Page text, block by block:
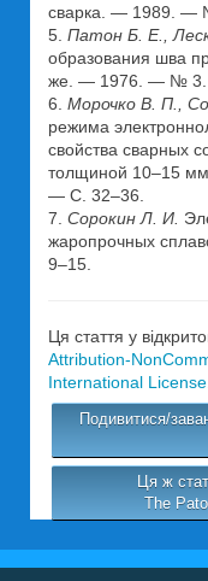
сварка. — 1989. —
5. Патон Б. Е.,
образования шва
же. — 1976. — № 3.
6. Морочко В. П.,
режима
свойства сварных
толщиной 10–15
— С. 32–36.
7. Сорокин Л. И.
жаропрочных
9–15.
Ця стаття у
Attribution-
International License
Подивитися/
Ця ж
The